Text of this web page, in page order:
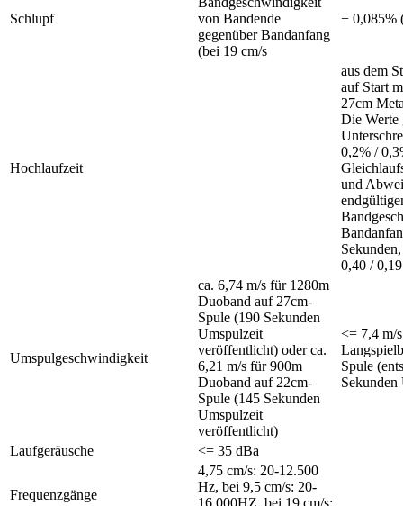
Schlupf
von Bandende
gegenüber Bandanfang
(bei 19 cm/s
+ 0,085%
Hochlaufzeit
aus dem
auf Start
27cm
Die Werte
0,2% /
und
0,40 /
Umspulgeschwindigkeit
ca. 6,74 m/s für 1280m
Duoband auf 27cm-
Spule (190 Sekunden
Umspulzeit
veröffentlicht) oder ca.
6,21 m/s für 900m
Duoband auf 22cm-
Spule (145 Sekunden
Umspulzeit
veröffentlicht)
<= 7,4 m/
Spule
Laufgeräusche <= 35 dBa
Frequenzgänge
4,75 cm/s: 20-12.500
Hz, bei 9,5 cm/s: 20-
16.000HZ, bei 19 cm/s: